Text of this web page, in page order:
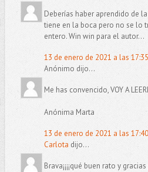
Deberías haber aprendido de
tiene en la boca pero no se lo
entero. Win win para el autor...
13 de enero de 2021 a las 17:35
Anónimo dijo...
Me has convencido, VOY A
Anónima Marta
13 de enero de 2021 a las 17:40
Carlota dijo...
Brava¡¡¡¡qué buen rato y